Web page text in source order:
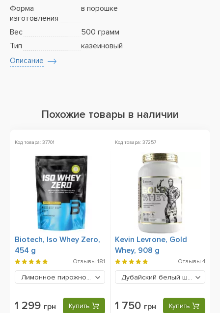
Форма
изготовления
в порошке
Вес
500 грамм
Тип
казеиновый
Описание
Похожие товары в наличии
Код товара: 37701
Biotech, Iso Whey Zero,
454 g
Отзывы 181
Лимонное пирожное 1299 грн
1 299 грн Купить
Код товара: 37257
Kevin Levrone, Gold
Whey, 908 g
Отзывы 4
Дубайский белый шоколад
1 750 грн Купить